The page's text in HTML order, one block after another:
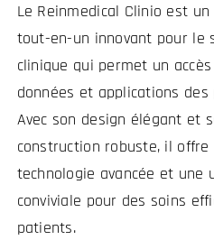
Le Reinmedical Clinio est un
tout-en-un innovant pour le
clinique qui permet un
données et applications
Avec son design élégant et
construction robuste, il offre
technologie avancée et une
conviviale pour des soins
patients.